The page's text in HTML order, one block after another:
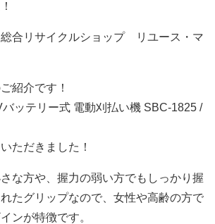
合リサイクルショップ リユース・マ
紹介です！
ッテリー式 電動刈払い機 SBC-1825 /
ただきました！
な方や、握力の弱い方でもしっかり握
たグリップなので、女性や高齢の方で
ンが特徴です。